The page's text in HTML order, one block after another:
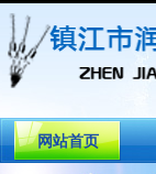
网站首页